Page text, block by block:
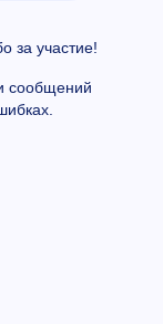
за участие!
сообщений